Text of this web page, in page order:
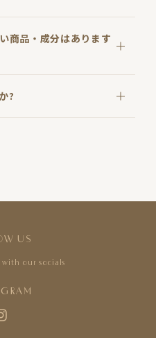
商品・成分はあります
?
US
with our socials